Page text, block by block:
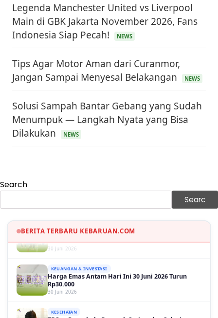
Legenda Manchester United vs Liverpool
Main di GBK Jakarta November 2026, Fans
Indonesia Siap Pecah!
NEWS
Tips Agar Motor Aman dari Curanmor,
Jangan Sampai Menyesal Belakangan
NEWS
Solusi Sampah Bantar Gebang yang Sudah
Menumpuk — Langkah Nyata yang Bisa
Dilakukan
NEWS
Search
Searc
BERITA TERBARU KEBARUAN.COM
KEUANGAN & INVESTASI
Harga Minyak Dunia Hari Ini Naik, WTI dan Brent
Sama-sama Menguat
OLAH RAGA
30 Juni 2026
KEUANGAN & INVESTASI
Rp30.000
30 Juni 2026
KESEHATAN
Penyembuhan yang Efektif